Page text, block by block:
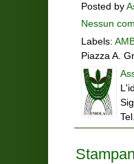
Posted by
Nessun
Labels:
Piazza A.